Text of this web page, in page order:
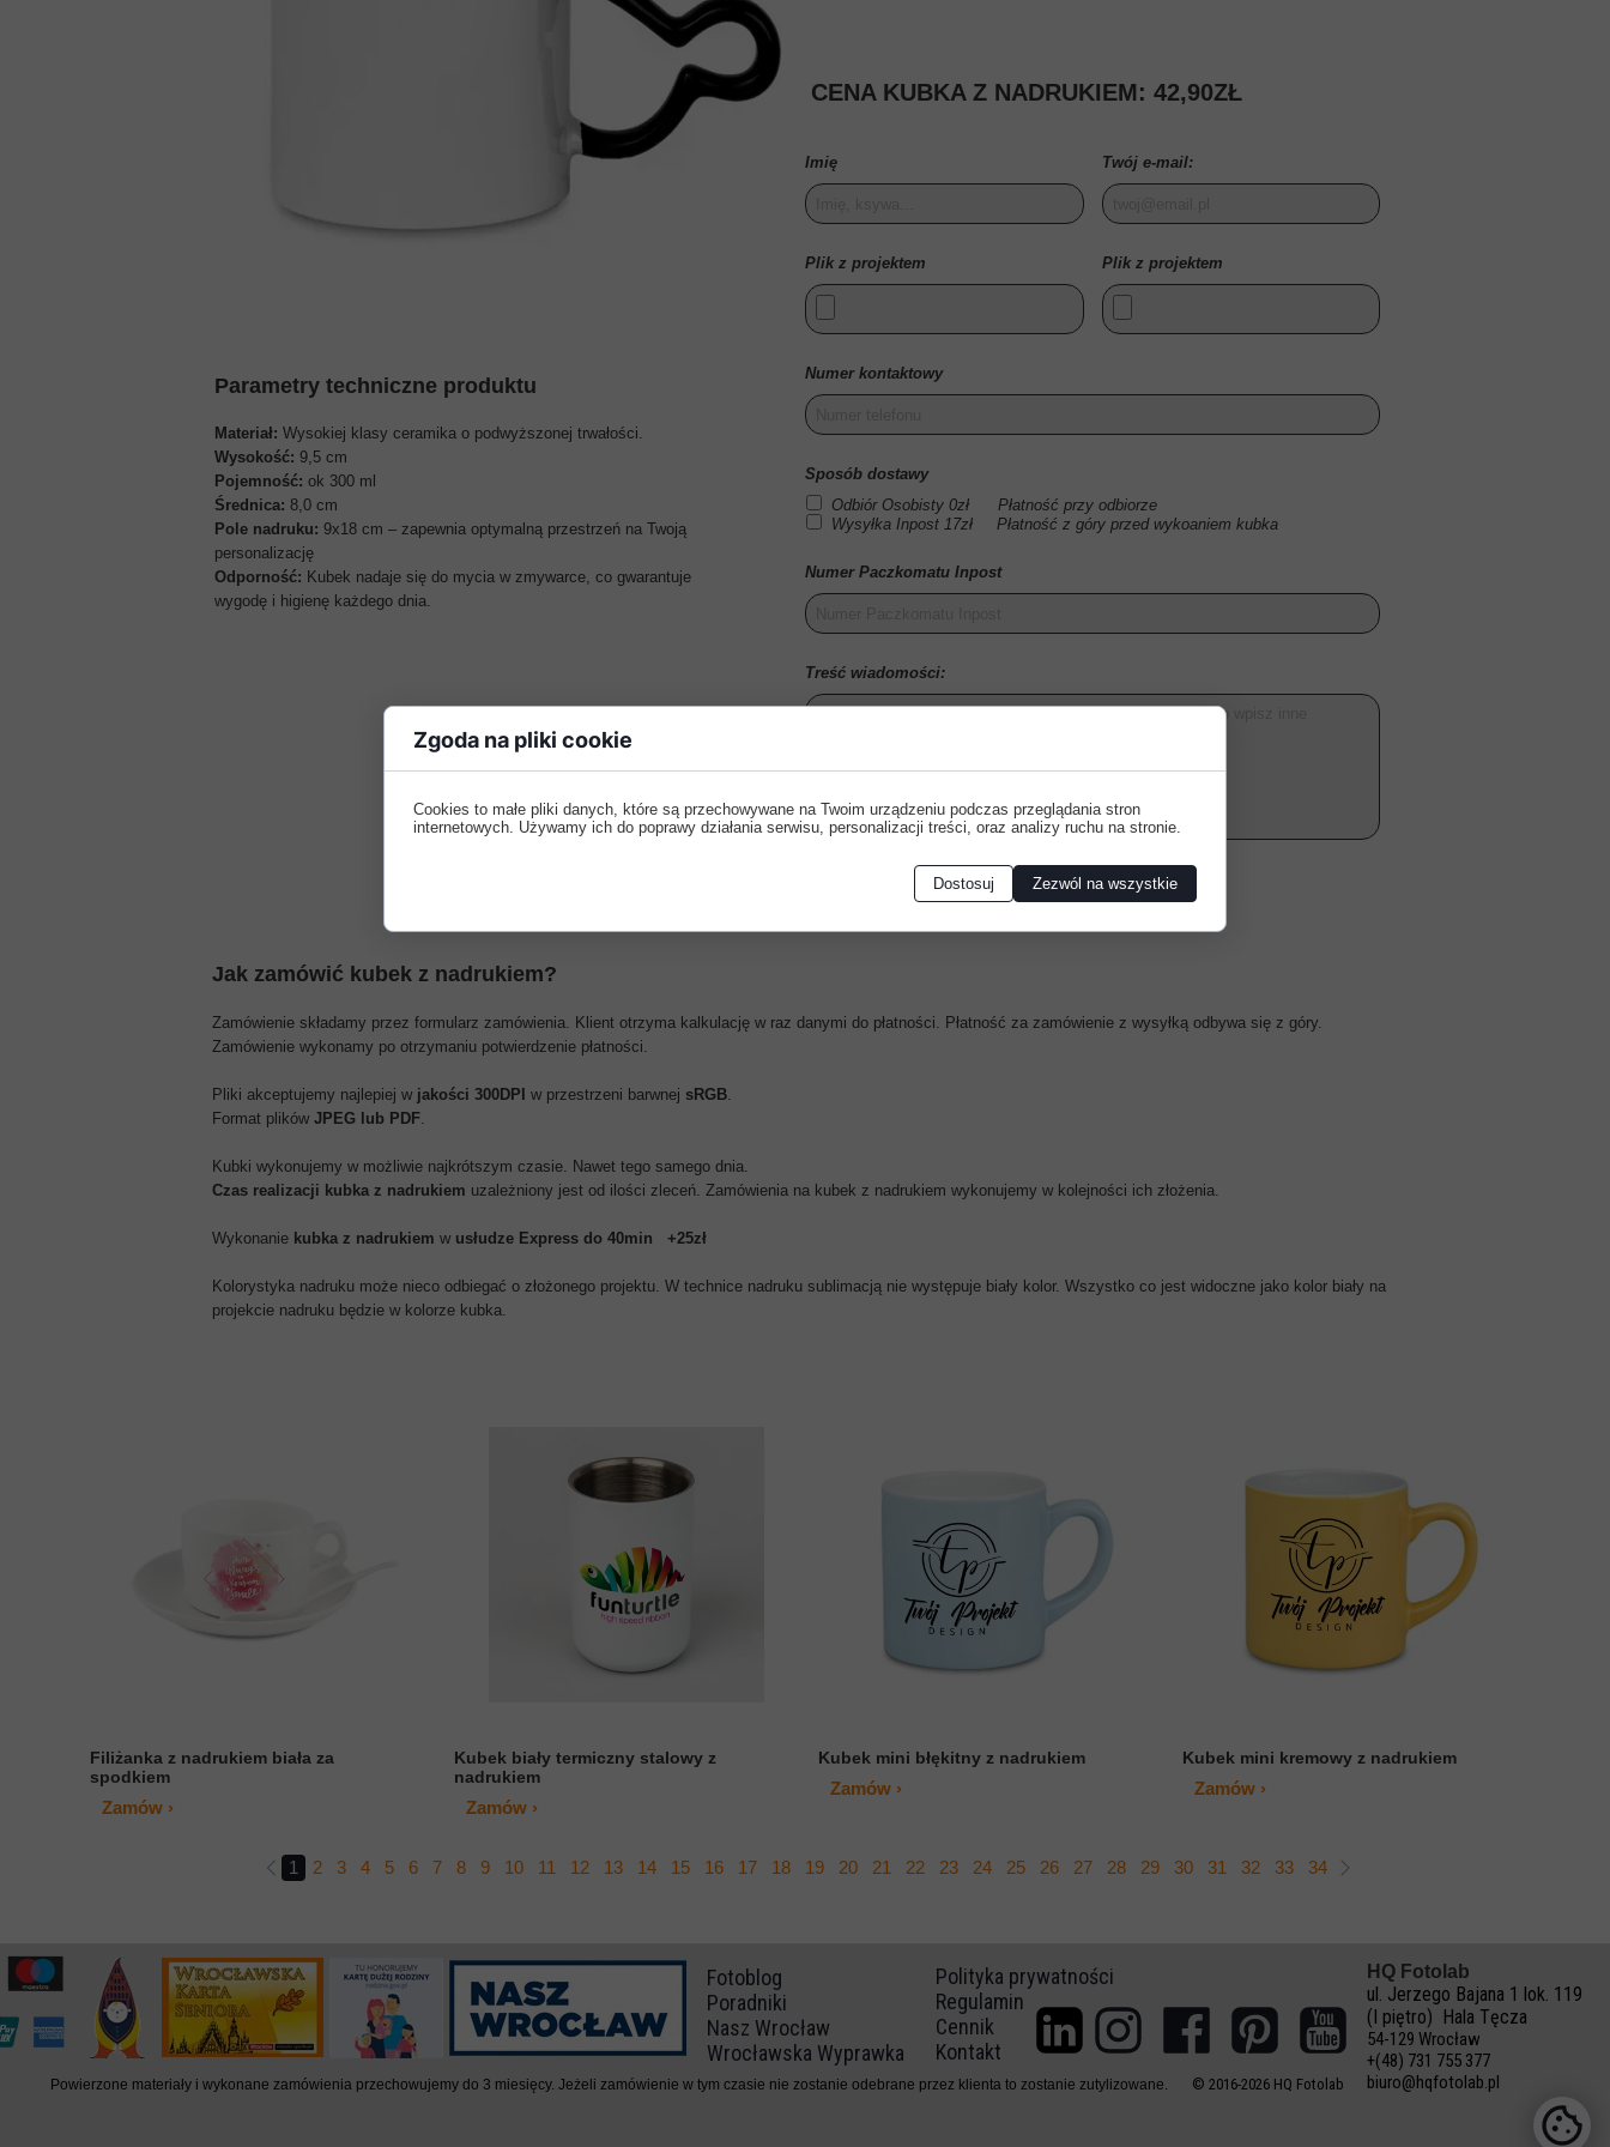
CENA KUBKA Z NADRUKIEM: 42,90ZŁ
Parametry techniczne produktu
Materiał: Wysokiej klasy ceramika o podwyższonej trwałości.
Wysokość: 9,5 cm
Pojemność: ok 300 ml
Średnica: 8,0 cm
Pole nadruku: 9x18 cm – zapewnia optymalną przestrzeń na Twoją
personalizację
Odporność: Kubek nadaje się do mycia w zmywarce, co gwarantuje
wygodę i higienę każdego dnia.
Jak zamówić kubek z nadrukiem?
Zamówienie składamy przez formularz zamówienia. Klient otrzyma kalkulację w raz danymi do płatności. Płatność za zamówienie z wysyłką odbywa się z góry.
Zamówienie wykonamy po otrzymaniu potwierdzenie płatności.
Pliki akceptujemy najlepiej w jakości 300DPI w przestrzeni barwnej sRGB.
Format plików JPEG lub PDF.
Kubki wykonujemy w możliwie najkrótszym czasie. Nawet tego samego dnia.
Czas realizacji kubka z nadrukiem uzależniony jest od ilości zleceń. Zamówienia na kubek z nadrukiem wykonujemy w kolejności ich złożenia.
Wykonanie kubka z nadrukiem w usłudze Express do 40min +25zł
Kolorystyka nadruku może nieco odbiegać o złożonego projektu. W technice nadruku sublimacją nie występuje biały kolor. Wszystko co jest widoczne jako kolor biały na
projekcie nadruku będzie w kolorze kubka.
Imię Twój e-mail:
Plik z projektem Plik z projektem
Numer kontaktowy
Sposób dostawy
Odbiór Osobisty 0zł Płatność przy odbiorze
Wysyłka Inpost 17zł Płatność z góry przed wykoaniem kubka
Numer Paczkomatu Inpost
Treść wiadomości:
Wyślij
Filiżanka z nadrukiem biała za
spodkiem
Zamów ›
Kubek biały termiczny stalowy z
nadrukiem
Zamów ›
Kubek mini błękitny z nadrukiem
Zamów ›
Kubek mini kremowy z nadrukiem
Zamów ›
1 2 3 4 5 6 7 8 9 10 11 12 13 14 15 16 17 18 19 20 21 22 23 24 25 26 27 28 29 30 31 32 33 34
HQ Fotolab
ul. Jerzego Bajana 1 lok. 119
(I piętro) Hala Tęcza
54-129 Wrocław
+(48) 731 755 377
biuro@hqfotolab.pl
Fotoblog
Poradniki
Nasz Wrocław
Wrocławska Wyprawka
Polityka prywatności
Regulamin
Cennik
Kontakt
Powierzone materiały i wykonane zamówienia przechowujemy do 3 miesięcy. Jeżeli zamówienie w tym czasie nie zostanie odebrane przez klienta to zostanie zutylizowane. © 2016-2026 HQ Fotolab
Zgoda na pliki cookie
Cookies to małe pliki danych, które są przechowywane na Twoim urządzeniu podczas przeglądania stron
internetowych. Używamy ich do poprawy działania serwisu, personalizacji treści, oraz analizy ruchu na stronie.
Dostosuj Zezwól na wszystkie